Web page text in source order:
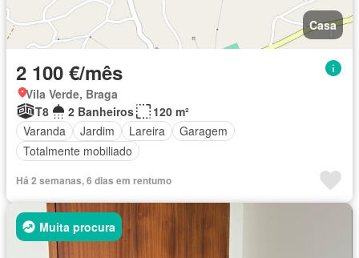
Casa
2 100 €/mês
Vila Verde, Braga
T8
2 Banheiros
120 m²
Varanda
Jardim Lareira
Garagem
Totalmente mobiliado
Há 2 semanas, 6 dias em rentumo
Muita procura